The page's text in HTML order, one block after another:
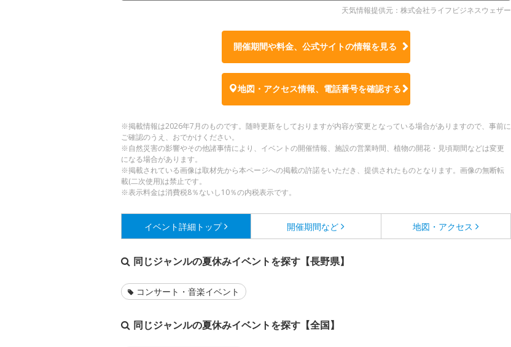
天気情報提供元：株式会社ライフビジネスウェザー
開催期間や料金、公式サイトの情報を見る
地図・アクセス情報、電話番号を確認する
※掲載情報は2026年7月のものです。随時更新をしておりますが内容が変更となっている場合がありますので、事前に
ご確認のうえ、おでかけください。
※自然災害の影響やその他諸事情により、イベントの開催情報、施設の営業時間、植物の開花・見頃期間などは変更
になる場合があります。
※掲載されている画像は取材先から本ページへの掲載の許諾をいただき、提供されたものとなります。画像の無断転
載(二次使用)は禁止です。
※表示料金は消費税8％ないし10％の内税表示です。
イベント詳細 トップ 開催期間など 地図・アクセス
同じジャンルの夏休みイベントを探す【長野県】
コンサート・音楽イベント
同じジャンルの夏休みイベントを探す【全国】